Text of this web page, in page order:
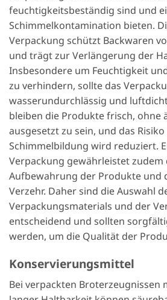
feuchtigkeitsbeständig sind und
Schimmelkontamination bieten.
Verpackung schützt Backwaren
und trägt zur Verlängerung der
Insbesondere um Feuchtigkeit
zu verhindern, sollte das
wasserundurchlässig und
bleiben die Produkte frisch, ohne
ausgesetzt zu sein, und das
Schimmelbildung wird reduziert.
Verpackung gewährleistet zudem
Aufbewahrung der Produkte und
Verzehr. Daher sind die Auswahl
Verpackungsmaterials und der
entscheidend und sollten
werden, um die Qualität der
Konservierungsmittel
Bei verpackten Broterzeugnissen